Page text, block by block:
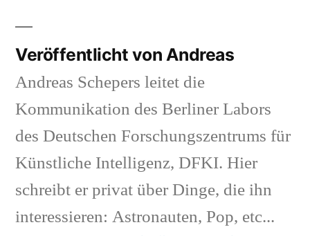
Veröffentlicht von Andreas
Andreas Schepers leitet die
Kommunikation des Berliner Labors
des Deutschen Forschungszentrums für
Künstliche Intelligenz, DFKI. Hier
schreibt er privat über Dinge, die ihn
interessieren: Astronauten, Pop, etc...